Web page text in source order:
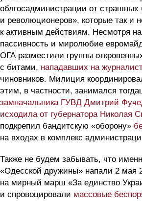
облгосадминистрации от страшных
и революционеров», которые так и
к активным действиям. Несмотря
пассивность и миролюбие
ОГА разместили группы
с битами, нападавших на
чиновников. Милиция
этим, в частности, занимался
замначальника ГУВД Дмитрий
исходила от губернатора Николая
подкрепил бандитскую «оборону»
на входах в комплекс
Также не будем забывать, что
«Одесской дружины» напали 2 мая
на мирный марш «За единство
и спровоцировали массовые